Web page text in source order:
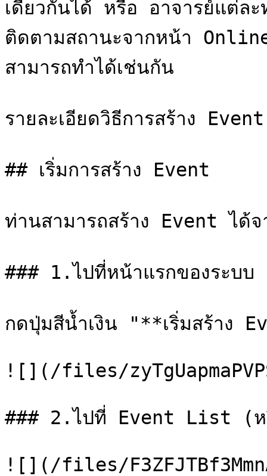
เดียวกันได้ หรือ อาจารย์แต่ล
ติดตามสถานะจากหน้า
สามารถทำได้เช่นกัน
รายละเอียดวิธีการสร้าง
## เริ่มการสร้าง Event
ท่านสามารถสร้าง Event ได้
### 1.ไปที่หน้าแรกของระบ
กดปุ่มสีน้ำเงิน "**เริ่มสร้าง
![](/files/
### 2.ไปที่ Event List (ห
![](/files/